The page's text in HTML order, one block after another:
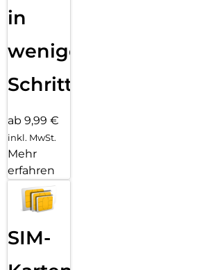
in
wenigen
Schritten
ab 9,99 €
inkl. MwSt.
Mehr
erfahren
SIM-